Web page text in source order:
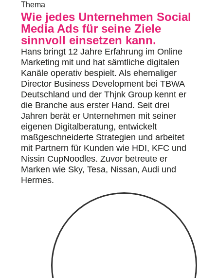
Thema
Wie jedes Unternehmen Social
Media Ads für seine Ziele
sinnvoll einsetzen kann.
Hans bringt 12 Jahre Erfahrung im Online
Marketing mit und hat sämtliche digitalen
Kanäle operativ bespielt. Als ehemaliger
Director Business Development bei TBWA
Deutschland und der Thjnk Group kennt er
die Branche aus erster Hand. Seit drei
Jahren berät er Unternehmen mit seiner
eigenen Digitalberatung, entwickelt
maßgeschneiderte Strategien und arbeitet
mit Partnern für Kunden wie HDI, KFC und
Nissin CupNoodles. Zuvor betreute er
Marken wie Sky, Tesa, Nissan, Audi und
Hermes.